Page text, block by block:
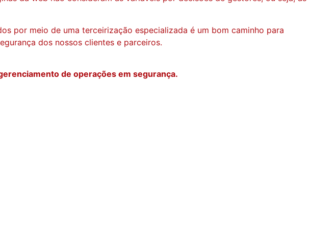
por meio de uma terceirização especializada é um bom caminho para
dos nossos clientes e parceiros.
de operações em segurança.